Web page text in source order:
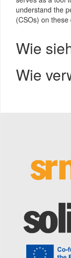
understand the
(CSOs) on
Wie
Wie